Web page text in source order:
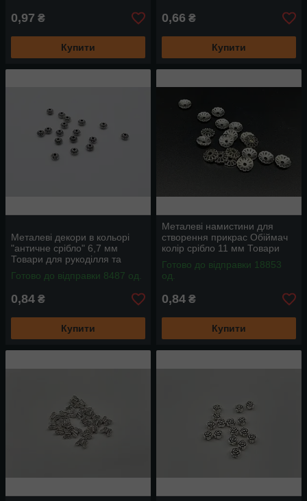
0,97 ₴
Купити
0,66 ₴
Купити
Металеві декори в кольорі
"античне срібло" 6,7 мм
Товари для рукоділля та
творчості
Готово до відправки 8487 од.
0,84 ₴
Купити
Металеві намистини для
створення прикрас Обіймач
колір срібло 11 мм Товари
для рукоділля
Готово до відправки 18853
од.
0,84 ₴
Купити